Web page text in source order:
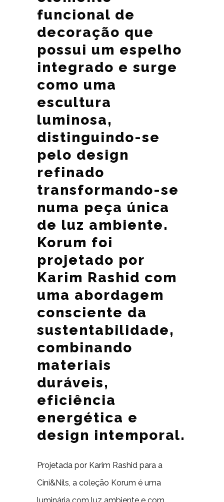
funcional de
decoração que
possui um espelho
integrado e surge
como uma
escultura
luminosa,
distinguindo-se
pelo design
refinado
transformando-se
numa peça única
de luz ambiente.
Korum foi
projetado por
Karim Rashid com
uma abordagem
consciente da
sustentabilidade,
combinando
materiais
duráveis,
eficiência
energética e
design intemporal.
Projetada por Karim Rashid para a
Cini&Nils, a coleção Korum é uma